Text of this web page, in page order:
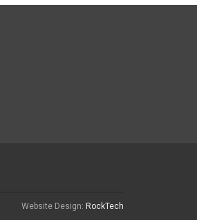
Website Design: RockTech